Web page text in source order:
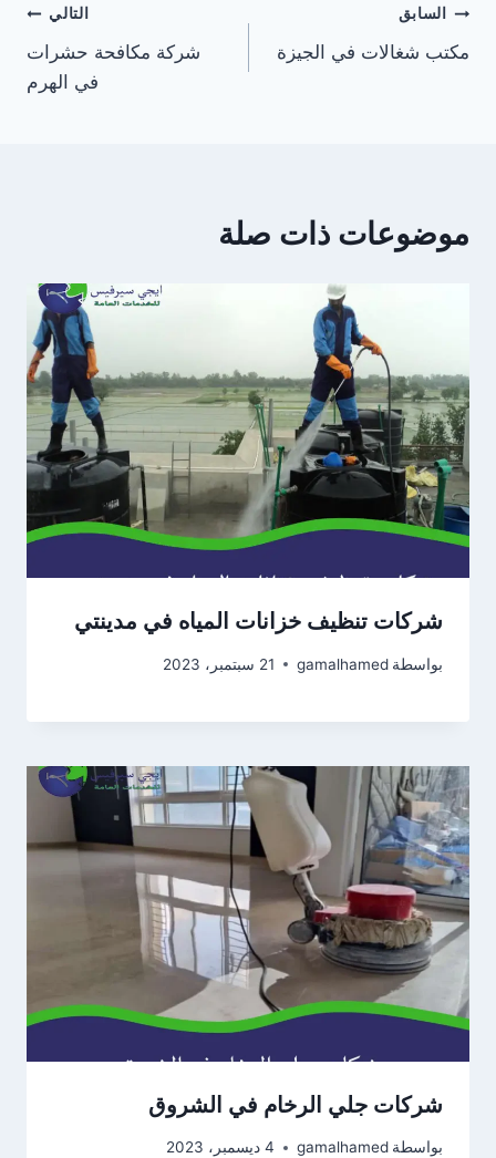
تصفّح
المقالات
السابق
مكتب شغالات في الجيزة
التالي
شركة مكافحة حشرات
في الهرم
موضوعات ذات صلة
شركات تنظيف خزانات المياه في مدينتي
بواسطة gamalhamed 21 سبتمبر، 2023
شركات جلي الرخام في الشروق
بواسطة gamalhamed 4 ديسمبر، 2023